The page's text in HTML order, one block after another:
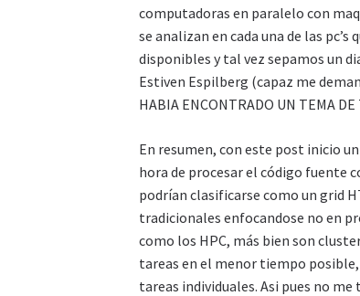
computadoras en paralelo con
se analizan en cada una de las
disponibles y tal vez sepamos un
Estiven Espilberg (capaz me
HABIA ENCONTRADO UN TEMA DE
En resumen, con este post inicio
hora de procesar el código fuente
podrían clasificarse como un grid
tradicionales enfocandose no en
como los HPC, más bien son
tareas en el menor tiempo
tareas individuales. Asi pues no